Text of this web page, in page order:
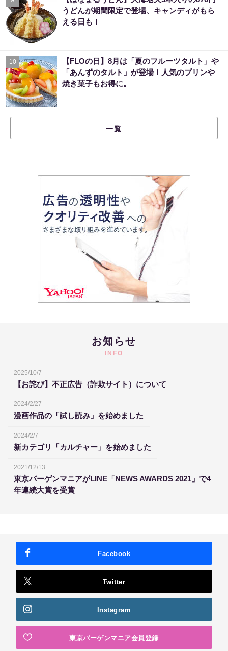
うどんが期間限定で登場、キャンディがもら
える日も！
10
【FLOの日】8月は「夏のフルーツタルト」や
「あんずのタルト」が登場！人気のプリンや
焼き菓子もお得に。
一覧
お知らせ
INFO
2025/10/7
【お詫び】不正広告（詐欺サイト）について
2024/2/27
漫画作品の「試し読み」を始めました
2024/2/7
新カテゴリ「カルチャー」を始めました
2021/12/13
東京バーゲンマニアがLINE「NEWS AWARDS 2021」で4
年連続大賞を受賞
Facebook
Twitter
Instagram
東京バーゲンマニア会員登録